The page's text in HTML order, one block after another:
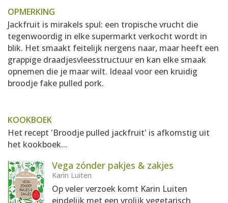
OPMERKING
Jackfruit is mirakels spul: een tropische vrucht die
tegenwoordig in elke supermarkt verkocht wordt in
blik. Het smaakt feitelijk nergens naar, maar heeft een
grappige draadjesvleesstructuur en kan elke smaak
opnemen die je maar wilt. Ideaal voor een kruidig
broodje fake pulled pork.
KOOKBOEK
Het recept 'Broodje pulled jackfruit' is afkomstig uit
het kookboek...
Vega zónder pakjes & zakjes
Karin Luiten
Op veler verzoek komt Karin Luiten
eindelijk met een vrolijk vegetarisch